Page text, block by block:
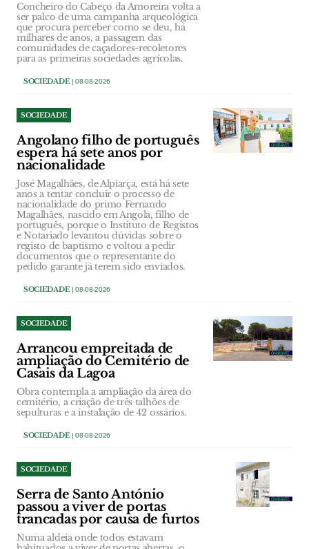
Concheiro do Cabeço da Amoreira volta a
ser palco de uma campanha arqueológica
que procura perceber como se deu, há
milhares de anos, a passagem das
comunidades de caçadores-recoletores
para as primeiras sociedades agrícolas.
SOCIEDADE| 08-08-2026
SOCIEDADE
Angolano filho de português
espera há sete anos por
nacionalidade
José Magalhães, de Alpiarça, está há sete
anos a tentar concluir o processo de
nacionalidade do primo Fernando
Magalhães, nascido em Angola, filho de
português, porque o Instituto de Registos
e Notariado levantou dúvidas sobre o
registo de baptismo e voltou a pedir
documentos que o representante do
pedido garante já terem sido enviados.
SOCIEDADE| 08-08-2026
SOCIEDADE
Arrancou empreitada de
ampliação do Cemitério de
Casais da Lagoa
Obra contempla a ampliação da área do
cemitério, a criação de três talhões de
sepulturas e a instalação de 42 ossários.
SOCIEDADE| 08-08-2026
SOCIEDADE
Serra de Santo António
passou a viver de portas
trancadas por causa de furtos
Numa aldeia onde todos estavam